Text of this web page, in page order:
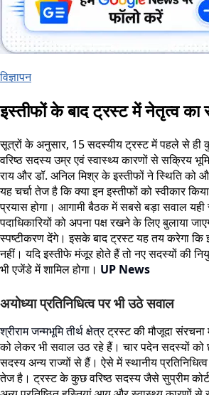
विज्ञापन
इस्तीफों के बाद ट्रस्ट में नेतृत्व का
सूत्रों के अनुसार, 15 सदस्यीय ट्रस्ट में पहले से
वरिष्ठ सदस्य उम्र एवं स्वास्थ्य कारणों से सक्रिय
राय और डॉ. अनिल मिश्र के इस्तीफों ने स्थिति को
यह चर्चा तेज है कि क्या इन इस्तीफों को स्वीकार
प्रयास होगा। आगामी बैठक में सबसे बड़ा सवाल यही
पदाधिकारियों को अपना पक्ष रखने के लिए बुलाया
स्पष्टीकरण देंगे। इसके बाद ट्रस्ट यह तय करेगा कि
नहीं। यदि इस्तीफे मंजूर होते हैं तो नए सदस्यों की
भी एजेंडे में शामिल होगा। UP News
अयोध्या प्रतिनिधित्व पर भी उठे सवाल
श्रीराम जन्मभूमि तीर्थ क्षेत्रट्रस्ट की मौजूदा संरचना
को लेकर भी सवाल उठ रहे हैं। चार पदेन सदस्यों को
सदस्य अन्य राज्यों से हैं। ऐसे में स्थानीय
तेज है। ट्रस्ट के कुछ वरिष्ठ सदस्य जैसे सुप्रीम